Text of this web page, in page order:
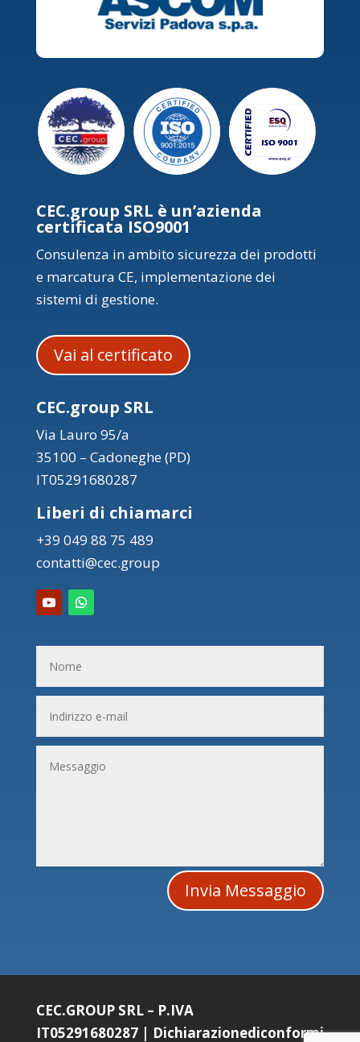
CEC.group SRL è un’azienda
certificata ISO9001
Consulenza in ambito sicurezza dei prodotti
e marcatura CE, implementazione dei
sistemi di gestione.
Vai al certificato
CEC.group SRL
Via Lauro 95/a
35100 – Cadoneghe (PD)
IT05291680287
Liberi di chiamarci
+39 049 88 75 489
contatti@cec.group
Invia Messaggio
CEC.GROUP SRL – P.IVA
IT05291680287| Dichiarazionediconformi